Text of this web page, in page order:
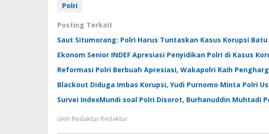
Polri
Posting Terkait
Saut Situmorang: Polri Harus Tuntaskan Kasus Korupsi Batu
Ekonom Senior INDEF Apresiasi Penyidikan Polri di Kasus
Reformasi Polri Berbuah Apresiasi, Wakapolri Raih
Blackout Diduga Imbas Korupsi, Yudi Purnomo Minta Polri
Survei IndexMundi soal Polri Disorot, Burhanuddin Muhtadi
oleh Redaktur Redaktur